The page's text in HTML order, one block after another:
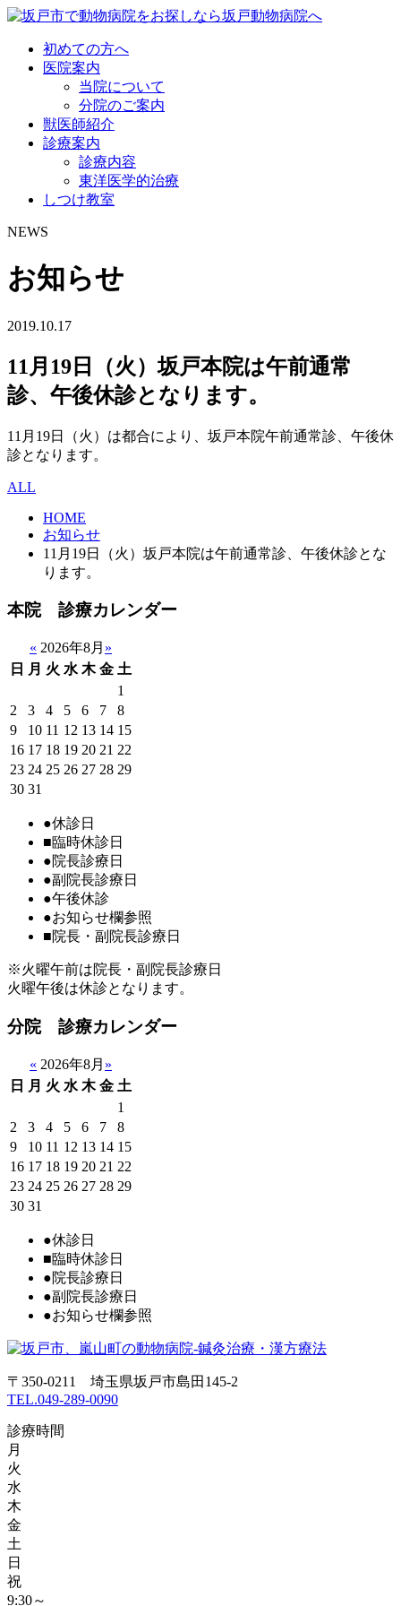
初めての方へ
医院案内
当院について
分院のご案内
獣医師紹介
診療案内
診療内容
東洋医学的治療
しつけ教室
NEWS
お知らせ
2019.10.17
11月19日（火）坂戸本院は午前通常
診、午後休診となります。
11月19日（火）は都合により、坂戸本院午前通常診、午後休
診となります。
ALL
HOME
お知らせ
11月19日（火）坂戸本院は午前通常診、午後休診とな
ります。
本院 診療カレンダー
« 2026年8月 »
日
月 火 水 木 金 土
1
2
3 4 5 6 7
8
9
10 11 12 13 14 15
16 17 18 19 20 21 22
23 24 25 26 27 28 29
30 31
●休診日
■臨時休診日
●院長診療日
●副院長診療日
●午後休診
●お知らせ欄参照
■院長・副院長診療日
※火曜午前は院長・副院長診療日
火曜午後は休診となります。
分院 診療カレンダー
« 2026年8月 »
日
月 火 水 木 金 土
1
2
3 4 5 6 7
8
9
10 11 12 13 14 15
16 17 18 19 20 21 22
23 24 25 26 27 28 29
30 31
●休診日
■臨時休診日
●院長診療日
●副院長診療日
●お知らせ欄参照
〒350-0211 埼玉県坂戸市島田145-2
TEL.049-289-0090
診療時間
月
火
水
木
金
土
日
祝
9:30～